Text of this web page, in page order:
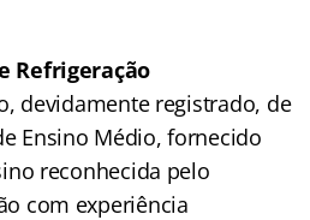
Refrigeração
devidamente registrado, de
Ensino Médio, fornecido
reconhecida pelo
com experiência